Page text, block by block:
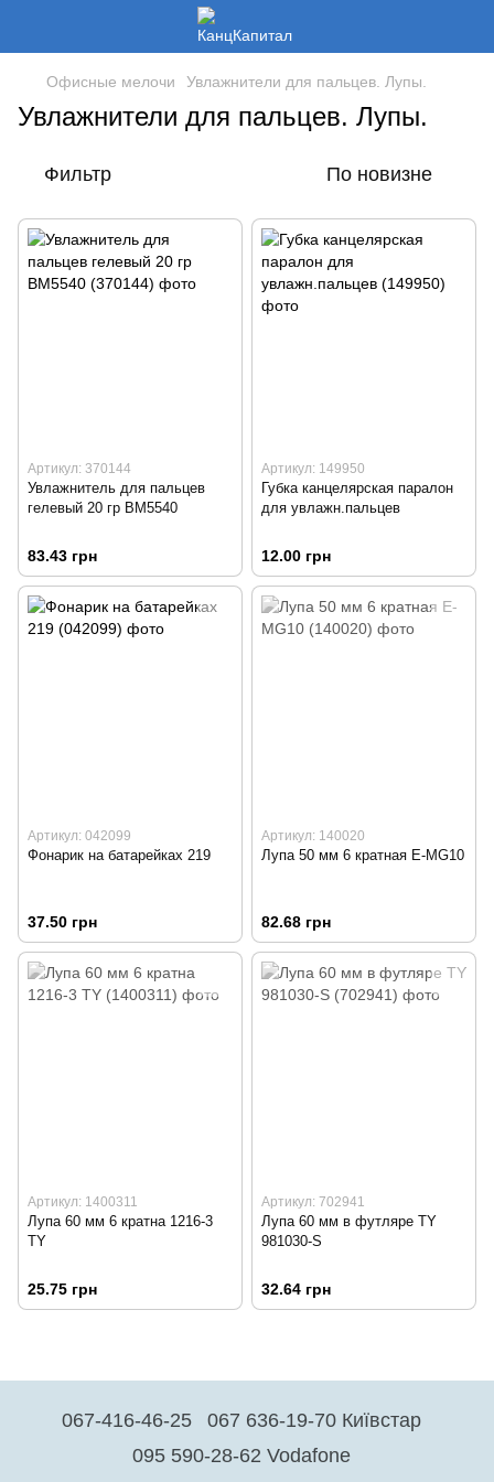
Офисные мелочи Увлажнители для пальцев. Лупы.
Увлажнители для пальцев. Лупы.
Фильтр По новизне
Артикул: 370144
Увлажнитель для пальцев
гелевый 20 гр ВМ5540
83.43 грн
Артикул: 149950
Губка канцелярская паралон
для увлажн.пальцев
12.00 грн
Артикул: 042099
Фонарик на батарейках 219
37.50 грн
Артикул: 140020
Лупа 50 мм 6 кратная E-MG10
82.68 грн
Артикул: 1400311
Лупа 60 мм 6 кратна 1216-3
TY
25.75 грн
Артикул: 702941
Лупа 60 мм в футляре TY
981030-S
32.64 грн
067-416-46-25
067 636-19-70 Київстар
095 590-28-62 Vodafone